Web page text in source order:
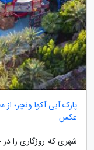
پارک آبی آکوا ونچر؛
عکس
شهری که روزگاری را